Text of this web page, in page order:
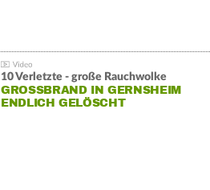
10 Verletzte - große Rauchwolke
GROSSBRAND IN GERNSHEIM E
NDLICH GELÖSCHT